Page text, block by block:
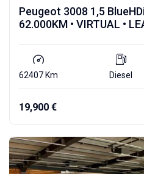
Peugeot 3008 1,5 BlueHDi
62.000KM • VIRTUAL •
62407 Km Diesel
19,900 €